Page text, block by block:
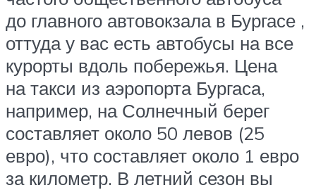
до главного автовокзала в Бургасе ,
оттуда у вас есть автобусы на все
курорты вдоль побережья. Цена
на такси из аэропорта Бургаса,
например, на Солнечный берег
составляет около 50 левов (25
евро), что составляет около 1 евро
за километр. В летний сезон вы